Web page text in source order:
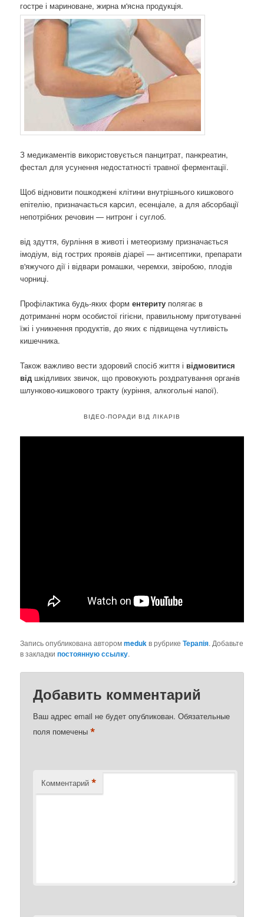
гостре і мариноване, жирна м'ясна продукція.
З медикаментів використовується панцитрат, панкреатин,
фестал для усунення недостатності травної ферментації.
Щоб відновити пошкоджені клітини внутрішнього кишкового
епітелію, призначається карсил, есенціале, а для абсорбації
непотрібних речовин — нитронг і суглоб.
від здуття, бурління в животі і метеоризму призначається
імодіум, від гострих проявів діареї — антисептики, препарати
в'яжучого дії і відвари ромашки, черемхи, звіробою, плодів
чорниці.
Профілактика будь-яких форментериту полягає в
дотриманні норм особистої гігієни, правильному приготуванні
їжі і уникнення продуктів, до яких є підвищена чутливість
кишечника.
Також важливо вести здоровий спосіб життя і відмовитися
від шкідливих звичок, що провокують роздратування органів
шлунково-кишкового тракту (куріння, алкогольні напої).
ВІДЕО-ПОРАДИ ВІД ЛІКАРІВ
Запись опубликована авторомmedukв рубрикеТерапія. Добавьте
в закладкипостоянную ссылку.
Добавить комментарий
Ваш адрес email не будет опубликован. Обязательные
поля помечены*
Комментарий *